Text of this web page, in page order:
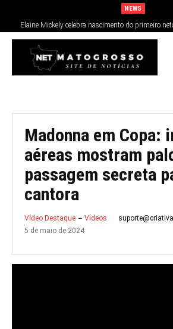
NEWS
Elaine Mickely celebra nascimento do primeiro
Madonna em Copa:
aéreas mostram
passagem secreta
cantora
Vídeo Destaque Vídeos
5 de maio de 2024